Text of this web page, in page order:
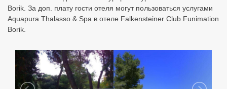
Borik. За доп. плату гости отеля могут пользоваться услугами
Aquapura Thalasso & Spa в отеле Falkensteiner Club Funimation
Borik.